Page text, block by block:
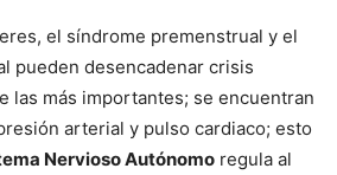
el síndrome premenstrual y el
pueden desencadenar crisis
las más importantes; se encuentran
arterial y pulso cardiaco; esto
Nervioso Autónomo regula al